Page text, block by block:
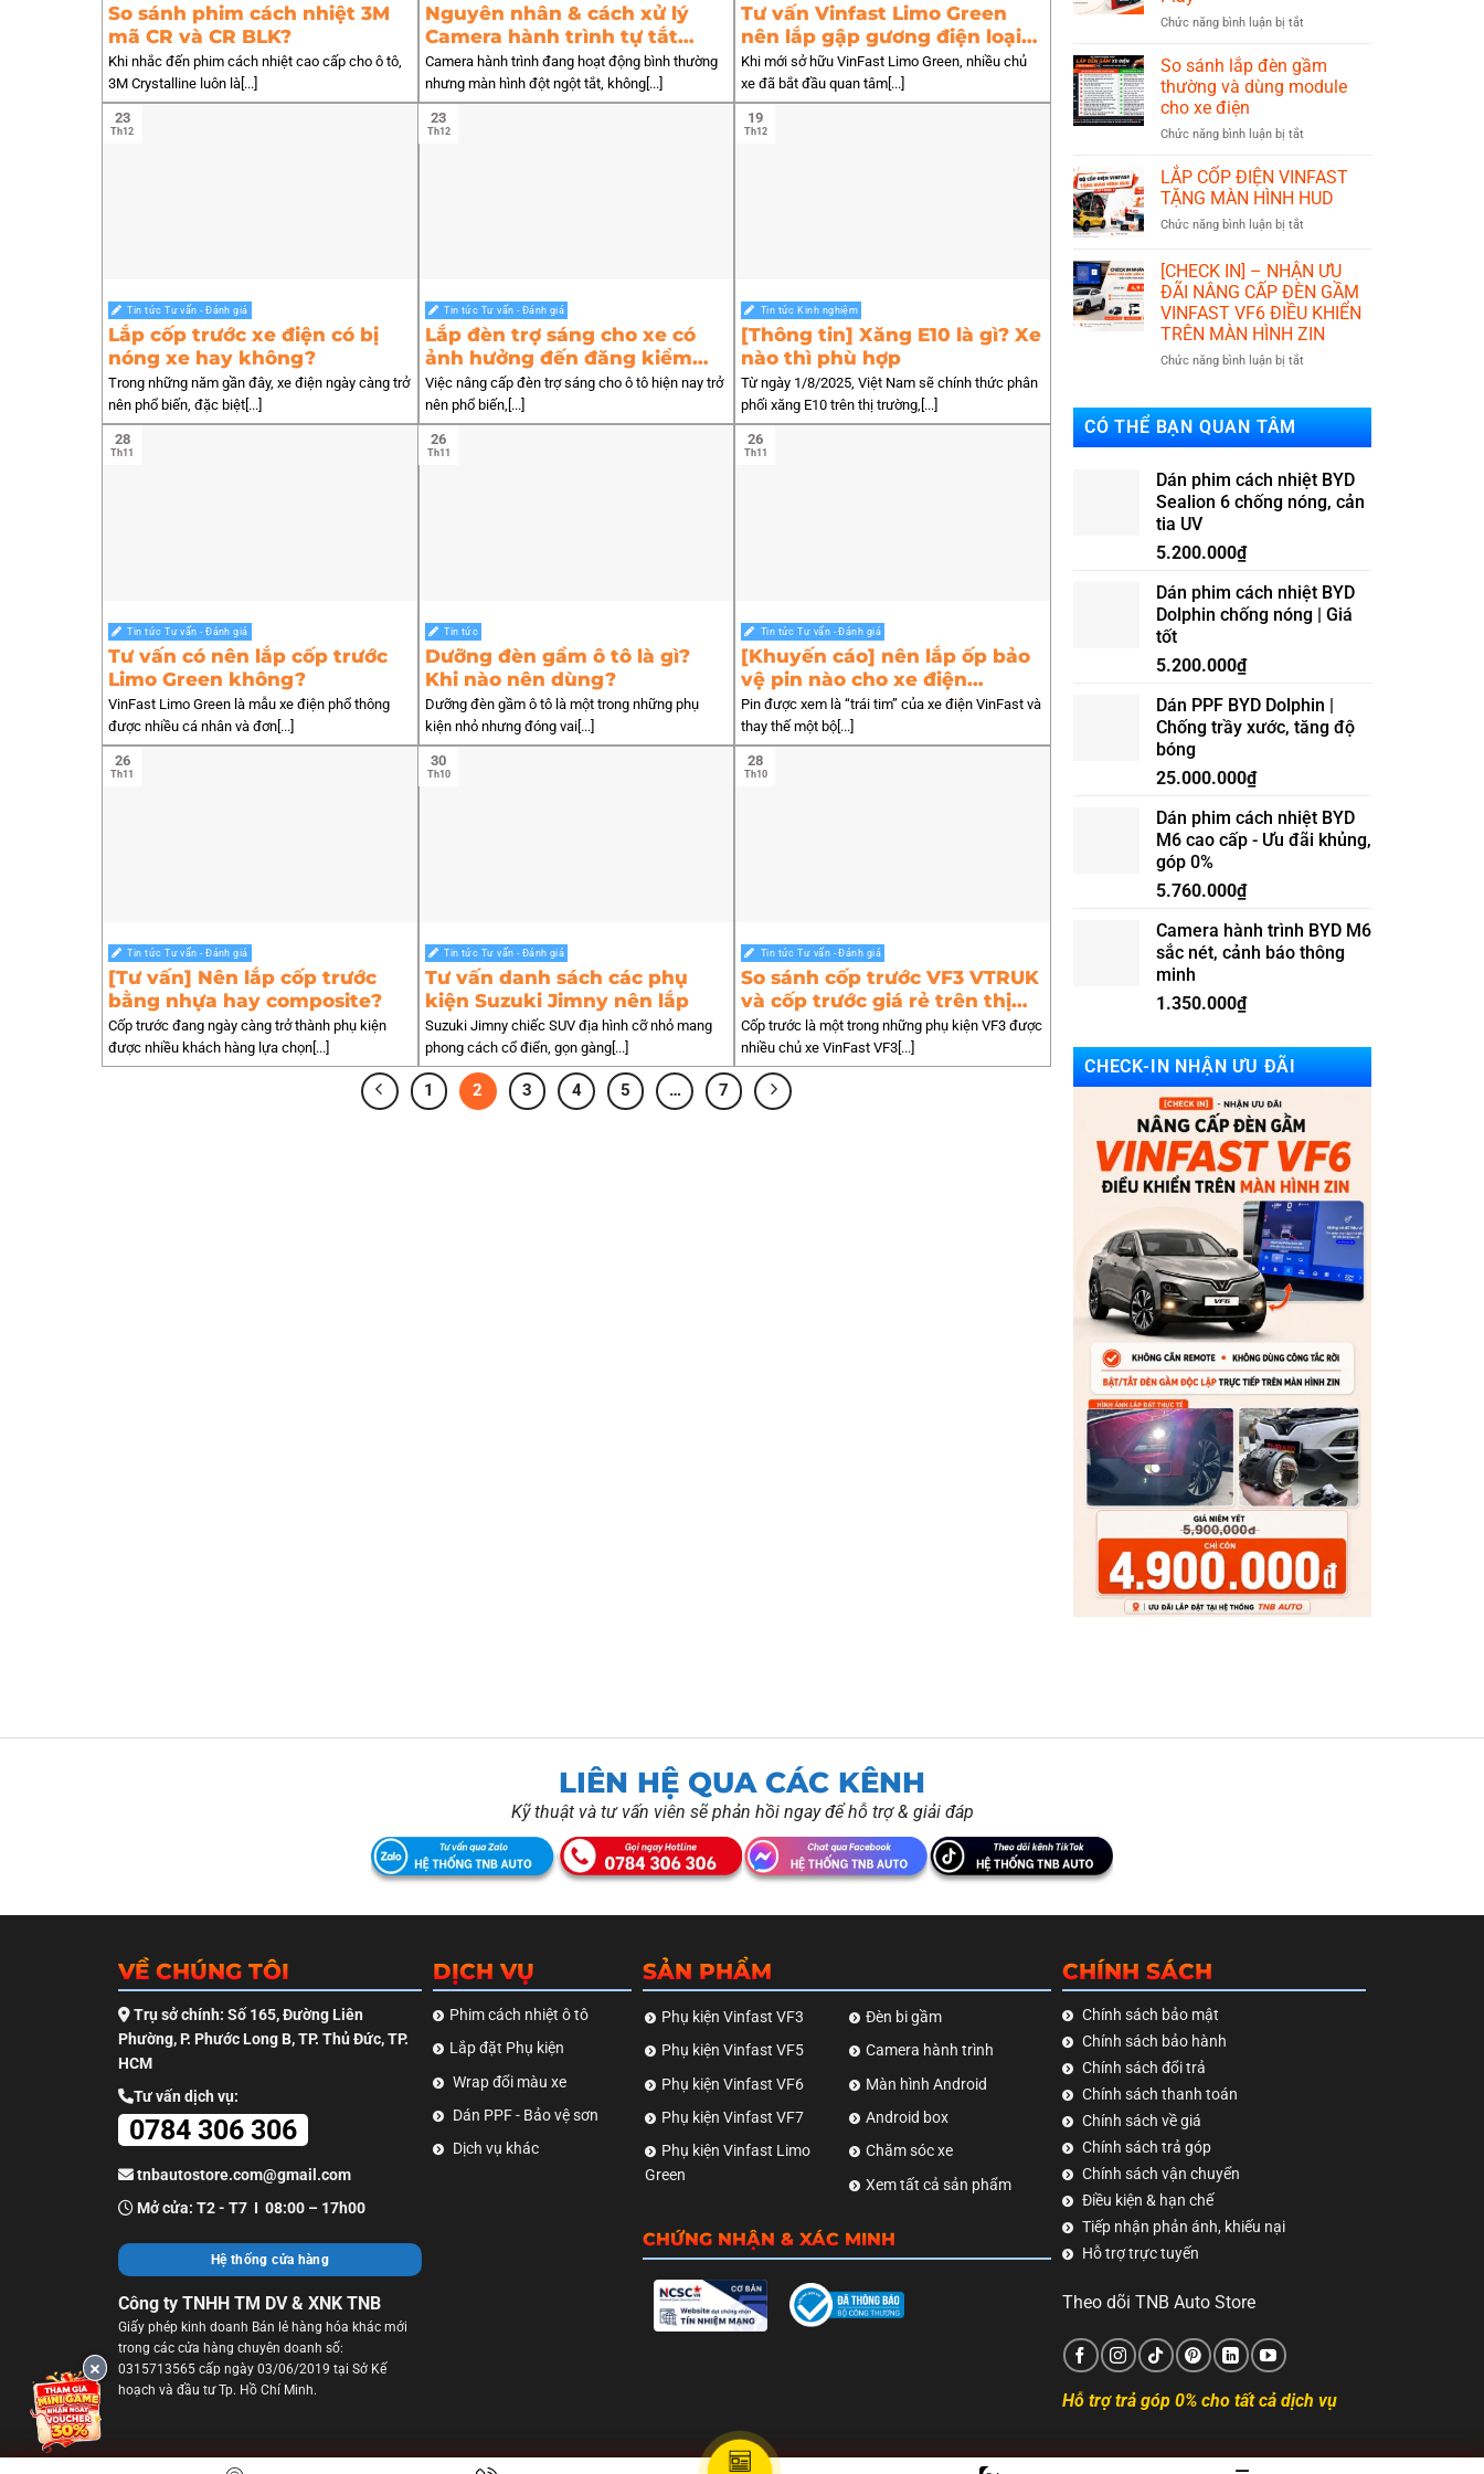
So sánh phim cách nhiệt 3M
mã CR và CR BLK?
Khi nhắc đến phim cách nhiệt cao cấp cho ô tô,
3M Crystalline luôn là[...]
Nguyên nhân & cách xử lý
Camera hành trình tự tắt
màn hình
Camera hành trình đang hoạt động bình thường
nhưng màn hình đột ngột tắt, không[...]
Tư vấn Vinfast Limo Green
nên lắp gập gương điện loại
nào?
Khi mới sở hữu VinFast Limo Green, nhiều chủ
xe đã bắt đầu quan tâm[...]
Tin tức Tư vấn - Đánh giá
Lắp cốp trước xe điện có bị
nóng xe hay không?
Trong những năm gần đây, xe điện ngày càng trở
nên phổ biến, đặc biệt[...]
23
Th12
Tin tức Tư vấn - Đánh giá
Lắp đèn trợ sáng cho xe có
ảnh hưởng đến đăng kiểm
không?
Việc nâng cấp đèn trợ sáng cho ô tô hiện nay trở
nên phổ biến,[...]
23
Th12
Tin tức Kinh nghiệm
[Thông tin] Xăng E10 là gì? Xe
nào thì phù hợp
Từ ngày 1/8/2025, Việt Nam sẽ chính thức phân
phối xăng E10 trên thị trường,[...]
19
Th12
Tin tức Tư vấn - Đánh giá
Tư vấn có nên lắp cốp trước
Limo Green không?
VinFast Limo Green là mẫu xe điện phổ thông
được nhiều cá nhân và đơn[...]
28
Th11
Tin tức
Dưỡng đèn gầm ô tô là gì?
Khi nào nên dùng?
Dưỡng đèn gầm ô tô là một trong những phụ
kiện nhỏ nhưng đóng vai[...]
26
Th11
Tin tức Tư vấn - Đánh giá
[Khuyến cáo] nên lắp ốp bảo
vệ pin nào cho xe điện
Vinfast?
Pin được xem là “trái tim” của xe điện VinFast và
thay thế một bộ[...]
26
Th11
Tin tức Tư vấn - Đánh giá
[Tư vấn] Nên lắp cốp trước
bằng nhựa hay composite?
Cốp trước đang ngày càng trở thành phụ kiện
được nhiều khách hàng lựa chọn[...]
26
Th11
Tin tức Tư vấn - Đánh giá
Tư vấn danh sách các phụ
kiện Suzuki Jimny nên lắp
Suzuki Jimny chiếc SUV địa hình cỡ nhỏ mang
phong cách cổ điển, gọn gàng[...]
30
Th10
Tin tức Tư vấn - Đánh giá
So sánh cốp trước VF3 VTRUK
và cốp trước giá rẻ trên thị
trường
Cốp trước là một trong những phụ kiện VF3 được
nhiều chủ xe VinFast VF3[...]
28
Th10
1 2 3 4 5 … 7
phuộc
Nên
loại
Chức năng bình luận bị tắt
đơn
phát
phụ
xe
điện
Plug
&
So sánh lắp đèn gầm
thường và dùng module
cho xe điện
Chức năng bình luận bị tắt
sánh
lắp
đèn
gầm
và
dùng
module
cho
xe
LẮP CỐP ĐIỆN VINFAST
TẶNG MÀN HÌNH HUD
Chức năng bình luận bị tắt
CỐP
ĐIỆN
VINFAST
TẶNG
MÀN
[CHECK IN] – NHẬN ƯU
ĐÃI NÂNG CẤP ĐÈN GẦM
VINFAST VF6 ĐIỀU KHIỂN
TRÊN MÀN HÌNH ZIN
Chức năng bình luận bị tắt
ĐÃI
NÂNG
CẤP
VF6
ĐIỀU
KHIỂN
ZIN
CÓ THỂ BẠN QUAN TÂM
Dán phim cách nhiệt BYD
Sealion 6 chống nóng, cản
tia UV
5.200.000₫
Dán phim cách nhiệt BYD
Dolphin chống nóng | Giá
tốt
5.200.000₫
Dán PPF BYD Dolphin |
Chống trầy xước, tăng độ
bóng
25.000.000₫
Dán phim cách nhiệt BYD
M6 cao cấp - Ưu đãi khủng,
góp 0%
5.760.000₫
Camera hành trình BYD M6
sắc nét, cảnh báo thông
minh
1.350.000₫
CHECK-IN NHẬN ƯU ĐÃI
LIÊN HỆ QUA CÁC KÊNH
Kỹ thuật và tư vấn viên sẽ phản hồi ngay để hỗ trợ & giải đáp
VỀ CHÚNG TÔI
Trụ sở chính: Số 165, Đường Liên
Phường, P. Phước Long B, TP. Thủ Đức, TP.
HCM
Tư vấn dịch vụ:
0784 306 306
tnbautostore.com@gmail.com
Mở cửa: T2 - T7 I 08:00 – 17h00
Hệ thống cửa hàng
Công ty TNHH TM DV & XNK TNB
Giấy phép kinh doanh Bán lẻ hàng hóa khác mới
trong các cửa hàng chuyên doanh số:
0315713565 cấp ngày 03/06/2019 tại Sở Kế
hoạch và đầu tư Tp. Hồ Chí Minh.
DỊCH VỤ
Phim cách nhiệt ô tô
Lắp đặt Phụ kiện
Wrap đổi màu xe
Dán PPF - Bảo vệ sơn
Dịch vụ khác
SẢN PHẨM
Phụ kiện Vinfast VF3
Phụ kiện Vinfast VF5
Phụ kiện Vinfast VF6
Phụ kiện Vinfast VF7
Phụ kiện Vinfast Limo
Green
Đèn bi gầm
Camera hành trình
Màn hình Android
Android box
Chăm sóc xe
Xem tất cả sản phẩm
CHỨNG NHẬN & XÁC MINH
CHÍNH SÁCH
Chính sách bảo mật
Chính sách bảo hành
Chính sách đổi trả
Chính sách thanh toán
Chính sách về giá
Chính sách trả góp
Chính sách vận chuyển
Điều kiện & hạn chế
Tiếp nhận phản ánh, khiếu nại
Hỗ trợ trực tuyến
Theo dõi TNB Auto Store
Hỗ trợ trả góp 0% cho tất cả dịch vụ